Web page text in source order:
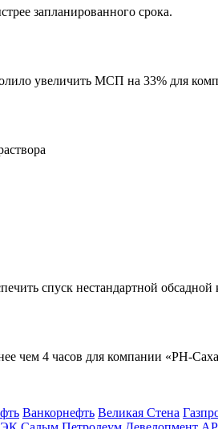
запланированного срока.
увеличить МСП на 33% для
спуск нестандартной
чем 4 часов для компании «РН-
Ванкорнефть Великая Стена